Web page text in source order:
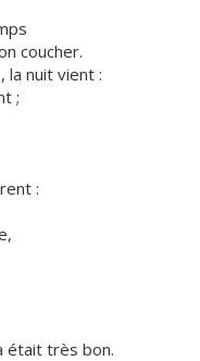
coucher.
la nuit vient :
;
:
était très bon.